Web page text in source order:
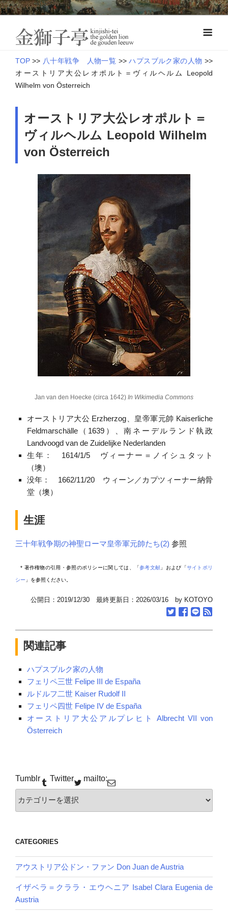
Skip
to
content
オランダ近世史―八十年戦争とナッサウ伯の軍制改革
金獅子亭 本
TOP >> 八十年戦争 人物一覧 >>ハプスブルク家の人物 >>
オーストリア大公レオポルト＝ヴィルヘルム Leopold
Wilhelm von Österreich
オーストリア大公レオポルト＝
ヴィルヘルム Leopold Wilhelm
von Österreich
Jan van den Hoecke (circa 1642) In Wikimedia Commons
オーストリア大公 Erzherzog、皇帝軍元帥 Kaiserliche
Feldmarschälle（1639）、南ネーデルランド執政
Landvoogd van de Zuidelijke Nederlanden
生年： 1614/1/5 ヴィーナー＝ノイシュタット
（墺）
没年： 1662/11/20 ウィーン／カプツィーナー納骨
堂（墺）
生涯
三十年戦争期の神聖ローマ皇帝軍元帥たち(2) 参照
* 著作権物の引用・参照のポリシーに関しては、「参考文献 」および「サイトポリ
シー 」を参照ください。
公開日：2019/12/30 最終更新日：2026/03/16 by KOTOYO
関連記事
ハプスブルク家の人物
フェリペ三世 Felipe III de España
ルドルフ二世 Kaiser Rudolf II
フェリペ四世 Felipe IV de España
オーストリア大公アルプレヒト Albrecht VII von
Österreich
Tumblr Twitter mailto:
カ
テ
CATEGORIES
アウストリア公ドン・ファン Don Juan de Austria
イザベラ＝クララ・エウヘニア Isabel Clara Eugenia de
Austria